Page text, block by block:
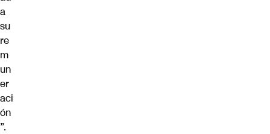
a
su
re
m
un
er
aci
ón
”.